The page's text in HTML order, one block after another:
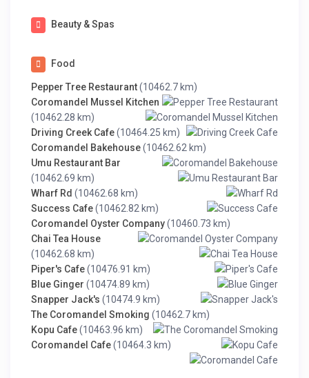
Beauty & Spas
Food
Pepper Tree Restaurant(10462.7 km)
Coromandel Mussel Kitchen
(10462.28 km)
Driving Creek Cafe(10464.25 km)
Coromandel Bakehouse(10462.62 km)
Umu Restaurant Bar
(10462.69 km)
Wharf Rd (10462.68 km)
Success Cafe(10462.82 km)
Coromandel Oyster Company(10460.73 km)
Chai Tea House
(10462.68 km)
Piper's Cafe(10476.91 km)
Blue Ginger (10474.89 km)
Snapper Jack's (10474.9 km)
The Coromandel Smoking (10462.7 km)
Kopu Cafe(10463.96 km)
Coromandel Cafe(10464.3 km)